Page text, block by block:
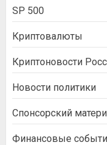
SP 500
Криптовалюты
Криптоновости
Новости политики
Спонсорский
Финансовые